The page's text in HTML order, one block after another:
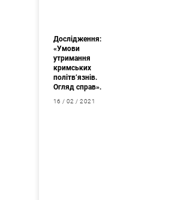
Дослідження:
«Умови
утримання
кримських
політв’язнів.
Огляд справ».
16 / 02 / 2021